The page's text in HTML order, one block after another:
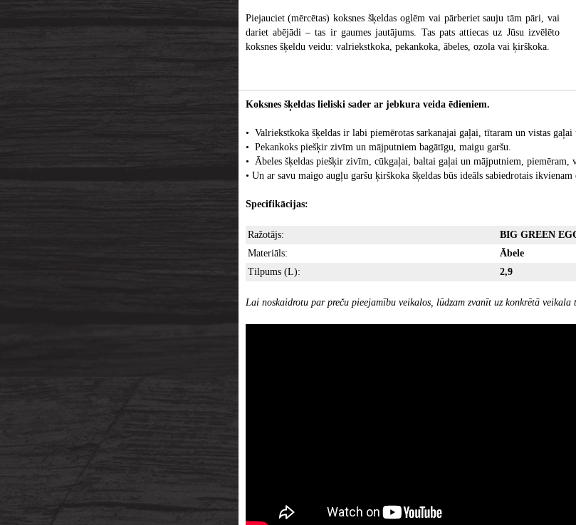
Piejauciet (mērcētas) koksnes šķeldas oglēm vai pārberiet sauju tām pāri, vai
dariet abējādi – tas ir gaumes jautājums. Tas pats attiecas uz Jūsu izvēlēto
koksnes šķeldu veidu: valriekstkoka, pekankoka, ābeles, ozola vai ķirškoka.
Koksnes šķeldas lieliski sader ar jebkura veida ēdieniem.
• Valriekstkoka šķeldas ir labi piemērotas sarkanajai gaļai, tītaram un vistas
• Pekankoks piešķir zivīm un mājputniem bagātīgu, maigu garšu.
• Ābeles šķeldas piešķir zivīm, cūkgaļai, baltai gaļai un mājputniem, piemēram,
• Un ar savu maigo augļu garšu ķirškoka šķeldas būs ideāls sabiedrotais
Specifikācijas:
Ražotājs:
BIG GREEN
Materiāls:
Ābele
Tilpums (L):
2,9
Lai noskaidrotu par preču pieejamību veikalos, lūdzam zvanīt uz konkrētā veikala